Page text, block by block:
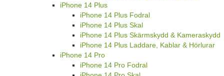
iPhone 14 Plus
iPhone 14 Plus Fodral
iPhone 14 Plus Skal
iPhone 14 Plus Skärmskydd & Kameraskydd
iPhone 14 Plus Laddare, Kablar & Hörlurar
iPhone 14 Pro
iPhone 14 Pro Fodral